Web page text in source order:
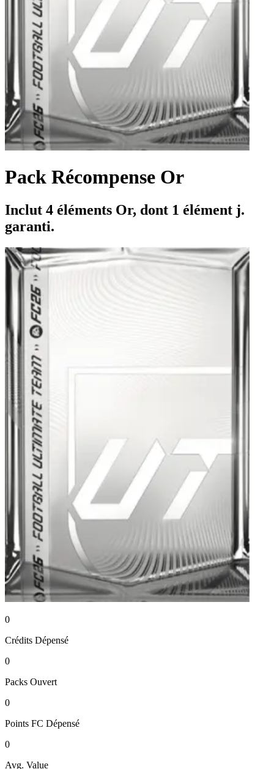
Pack Récompense Or
Inclut 4 éléments Or, dont 1 élément j.
garanti.
0
Crédits Dépensé
0
Packs Ouvert
0
Points FC Dépensé
0
Avg. Value